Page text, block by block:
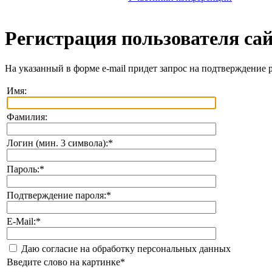
Регистрация пользователя
На указанный в форме e-mail придет запрос на подтверждение
Имя:
Фамилия:
Логин (мин. 3 символа):*
Пароль:*
Подтверждение пароля:*
E-Mail:*
Даю согласие на обработку персональных данных
Введите слово на картинке*